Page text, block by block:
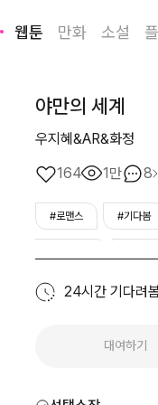
웹툰 만화 소설
야만의 세계
우지혜&AR&화정
164
1만 8
#로맨스 #기다봄
24시간 기다려
대여하기